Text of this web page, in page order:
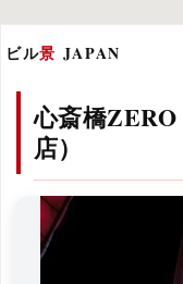
ビル景 JAPAN
心斎橋
店）